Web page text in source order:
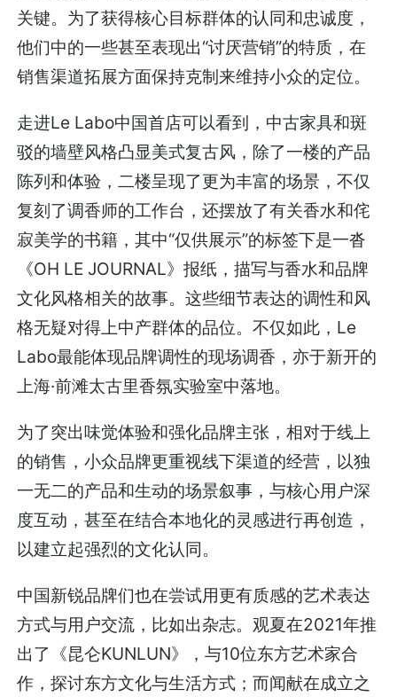
关键。为了获得核心目标群体的认同和忠诚度，
他们中的一些甚至表现出“讨厌营销”的特质，在
销售渠道拓展方面保持克制来维持小众的定位。
走进Le Labo中国首店可以看到，中古家具和斑
驳的墙壁风格凸显美式复古风，除了一楼的产品
陈列和体验，二楼呈现了更为丰富的场景，不仅
复刻了调香师的工作台，还摆放了有关香水和侘
寂美学的书籍，其中“仅供展示”的标签下是一沓
《OH LE JOURNAL》报纸，描写与香水和品牌
文化风格相关的故事。这些细节表达的调性和风
格无疑对得上中产群体的品位。不仅如此，Le
Labo最能体现品牌调性的现场调香，亦于新开的
上海·前滩太古里香氛实验室中落地。
为了突出味觉体验和强化品牌主张，相对于线上
的销售，小众品牌更重视线下渠道的经营，以独
一无二的产品和生动的场景叙事，与核心用户深
度互动，甚至在结合本地化的灵感进行再创造，
以建立起强烈的文化认同。
中国新锐品牌们也在尝试用更有质感的艺术表达
方式与用户交流，比如出杂志。观夏在2021年推
出了《昆仑KUNLUN》，与10位东方艺术家合
作，探讨东方文化与生活方式；而闻献在成立之